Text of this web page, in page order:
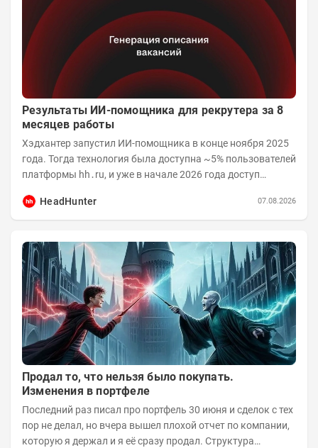
Результаты ИИ-помощника для рекрутера за 8
месяцев работы
Хэдхантер запустил ИИ-помощника в конце ноября 2025
года. Тогда технология была доступна ~5% пользователей
платформы hh․ru, и уже в начале 2026 года доступ
HeadHunter
07.08.2026
Продал то, что нельзя было покупать.
Изменения в портфеле
Последний раз писал про портфель 30 июня и сделок с тех
пор не делал, но вчера вышел плохой отчет по компании,
которую я держал и я её сразу продал. Структура